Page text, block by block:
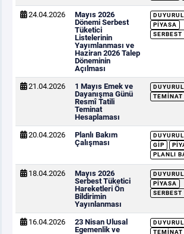
24.04.2026
Mayıs 2026
Dönemi Serbest
Tüketici
Listelerinin
Yayımlanması ve
Haziran 2026 Talep
Döneminin
Açılması
PIYASA
21.04.2026
1 Mayıs Emek ve
Dayanışma Günü
Resmî Tatili
Teminat
Hesaplaması
TEMINAT
20.04.2026
Planlı Bakım
Çalışması
GİP
PLANLI
18.04.2026
Mayıs 2026
Serbest Tüketici
Hareketleri Ön
Bildirimin
Yayınlanması
PIYASA
16.04.2026
23 Nisan Ulusal
Egemenlik ve
TEMINAT